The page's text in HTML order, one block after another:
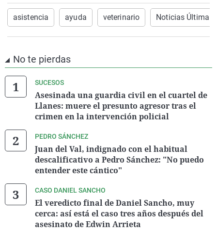
asistencia ayuda veterinario Noticias Última
No te pierdas
SUCESOS
Asesinada una guardia civil en el cuartel de
Llanes: muere el presunto agresor tras el
crimen en la intervención policial
PEDRO SÁNCHEZ
Juan del Val, indignado con el habitual
descalificativo a Pedro Sánchez: "No puedo
entender este cántico"
CASO DANIEL SANCHO
El veredicto final de Daniel Sancho, muy
cerca: así está el caso tres años después del
asesinato de Edwin Arrieta